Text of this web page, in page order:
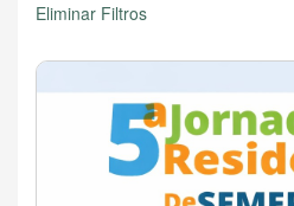
Eliminar Filtros